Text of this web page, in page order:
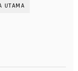
UTAMA